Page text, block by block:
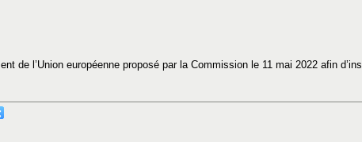
de l’Union européenne proposé par la Commission le 11 mai 2022 afin